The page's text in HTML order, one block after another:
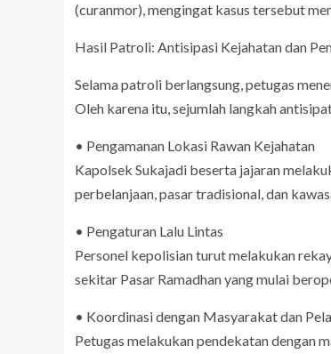
(curanmor), mengingat kasus tersebut
Hasil Patroli: Antisipasi Kejahatan dan
Selama patroli berlangsung, petugas
Oleh karena itu, sejumlah langkah
• Pengamanan Lokasi Rawan Kejahatan
Kapolsek Sukajadi beserta jajaran
perbelanjaan, pasar tradisional, dan
• Pengaturan Lalu Lintas
Personel kepolisian turut melakukan
sekitar Pasar Ramadhan yang mulai
• Koordinasi dengan Masyarakat dan
Petugas melakukan pendekatan dengan